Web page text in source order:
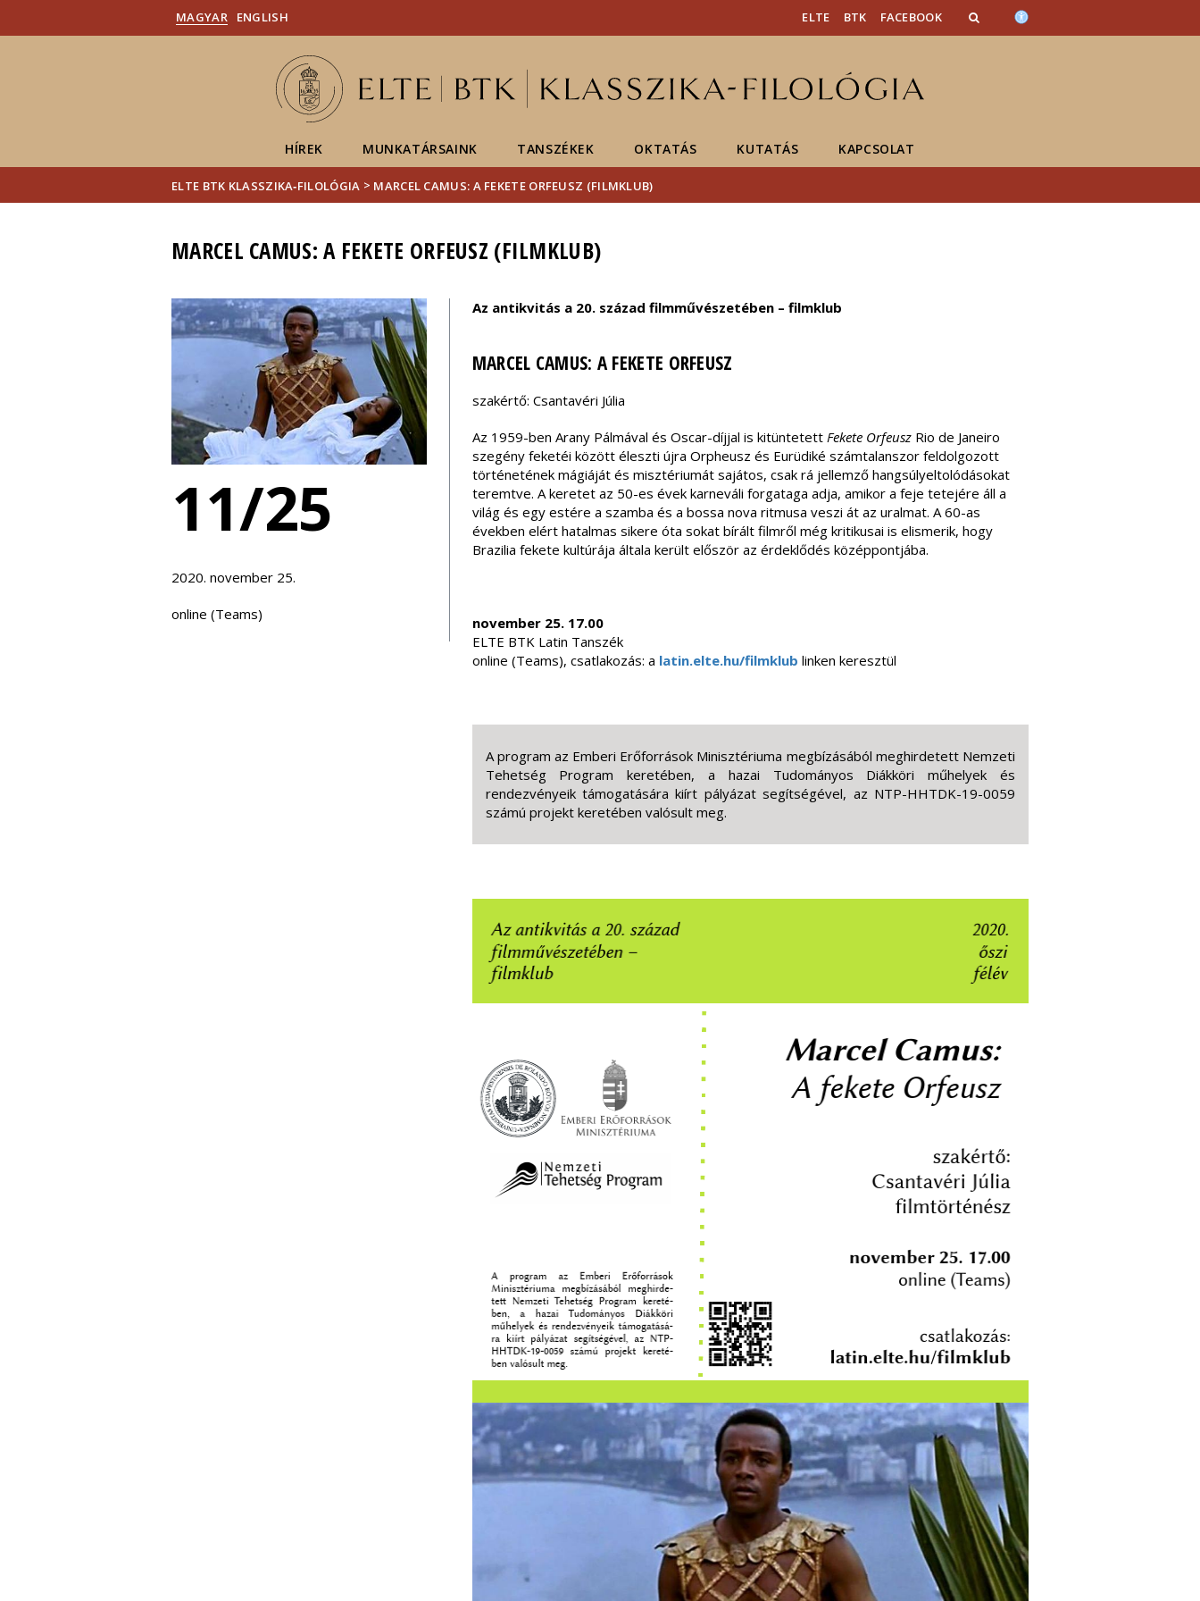
MAGYAR ENGLISH ELTE BTK FACEBOOK
HÍREK MUNKATÁRSAINK TANSZÉKEK OKTATÁS KUTATÁS KAPCSOLAT
ELTE BTK KLASSZIKA‑FILOLÓGIA > MARCEL CAMUS: A FEKETE ORFEUSZ (FILMKLUB)
MARCEL CAMUS: A FEKETE ORFEUSZ (FILMKLUB)
11/25
2020. november 25.
online (Teams)
Az antikvitás a 20. század filmművészetében – filmklub
MARCEL CAMUS: A FEKETE ORFEUSZ
szakértő: Csantavéri Júlia
Az 1959-ben Arany Pálmával és Oscar-díjjal is kitüntetett Fekete OrfeuszRio de Janeiro
szegény feketéi között éleszti újra Orpheusz és Eurüdiké számtalanszor feldolgozott
történetének mágiáját és misztériumát sajátos, csak rá jellemző hangsúlyeltolódásokat
teremtve. A keretet az 50-es évek karneváli forgataga adja, amikor a feje tetejére áll a
világ és egy estére a szamba és a bossa nova ritmusa veszi át az uralmat. A 60-as
években elért hatalmas sikere óta sokat bírált filmről még kritikusai is elismerik, hogy
Brazilia fekete kultúrája általa került először az érdeklődés középpontjába.
november 25. 17.00
ELTE BTK Latin Tanszék
online (Teams), csatlakozás: a latin.elte.hu/filmklub linken keresztül
A program az Emberi Erőforrások Minisztériuma megbízásából meghirdetett Nemzeti
Tehetség Program keretében, a hazai Tudományos Diákköri műhelyek és
rendezvényeik támogatására kiírt pályázat segítségével, az NTP-HHTDK-19-0059
számú projekt keretében valósult meg.